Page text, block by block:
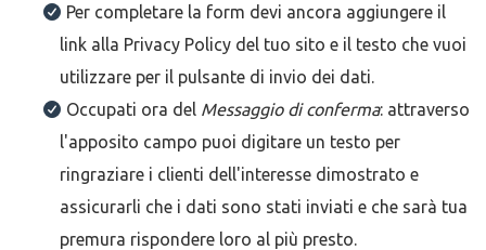
Per completare la form devi ancora aggiungere il
link alla Privacy Policy del tuo sito e il testo che vuoi
utilizzare per il pulsante di invio dei dati.
Occupati ora del Messaggio di conferma: attraverso
l'apposito campo puoi digitare un testo per
ringraziare i clienti dell'interesse dimostrato e
assicurarli che i dati sono stati inviati e che sarà tua
premura rispondere loro al più presto.